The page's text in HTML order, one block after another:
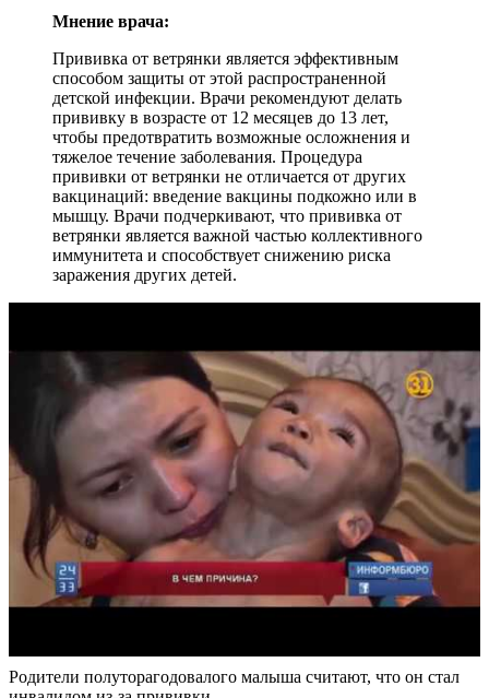
Мнение врача:
Прививка от ветрянки является эффективным
способом защиты от этой распространенной
детской инфекции. Врачи рекомендуют делать
прививку в возрасте от 12 месяцев до 13 лет,
чтобы предотвратить возможные осложнения и
тяжелое течение заболевания. Процедура
прививки от ветрянки не отличается от других
вакцинаций: введение вакцины подкожно или в
мышцу. Врачи подчеркивают, что прививка от
ветрянки является важной частью коллективного
иммунитета и способствует снижению риска
заражения других детей.
Родители полуторагодовалого малыша считают, что он стал